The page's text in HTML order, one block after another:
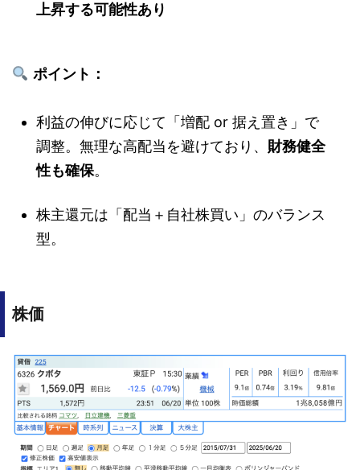
上昇する可能性あり
ポイント：
利益の伸びに応じて「増配 or 据え置き」で
調整。無理な高配当を避けており、 財務健全
性も確保。
株主還元は「配当＋自社株買い」のバランス
型。
株価